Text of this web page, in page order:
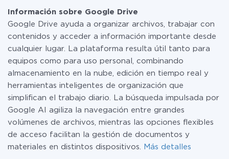
manera segura un plan de tarifa gratuita o cambiar a
uno de pago, si es necesario. Más detalles sobre
tarifas.
Información sobre Google Drive
Google Drive ayuda a organizar archivos, trabajar con
contenidos y acceder a información importante desde
cualquier lugar. La plataforma resulta útil tanto para
equipos como para uso personal, combinando
almacenamiento en la nube, edición en tiempo real y
herramientas inteligentes de organización que
simplifican el trabajo diario. La búsqueda impulsada por
Google AI agiliza la navegación entre grandes
volúmenes de archivos, mientras las opciones flexibles
de acceso facilitan la gestión de documentos y
materiales en distintos dispositivos.
Más detalles